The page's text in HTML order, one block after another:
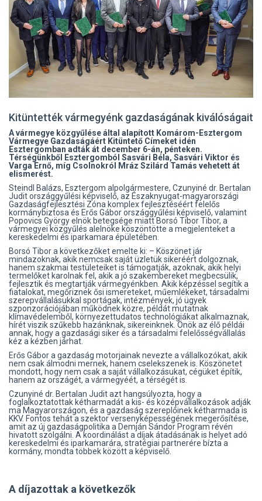
Kitüntették vármegyénk gazdaságának kiválóságait
A vármegye közgyűlése által alapított Komárom-Esztergom
Vármegye Gazdaságáért Kitüntető Címeket idén
Esztergomban adták át december 6-án, pénteken.
Térségünkből Esztergomból Sasvári Béla, Sasvári Viktor és
Varga Ernő, míg Csolnokról Mráz Szilárd Tamás vehetett át
elismerést.
Steindl Balázs, Esztergom alpolgármestere, Czunyiné dr. Bertalan
Judit országgyűlési képviselő, az Északnyugat-magyarországi
Gazdaságfejlesztési Zóna komplex fejlesztéséért felelős
kormánybiztosa és Erős Gábor országgyűlési képviselő, valamint
Popovics György elnök betegsége miatt Borsó Tibor Tibor, a
vármegyei közgyűlés alelnöke köszöntötte a megjelenteket a
kereskedelmi és iparkamara épületében.
Borsó Tibor a következőket emelte ki: – Köszönet jár
mindazoknak, akik nemcsak saját üzletük sikeréért dolgoznak,
hanem szakmai testületeiket is támogatják, azoknak, akik helyi
termelőket karolnak fel, akik a jó szakembereket megbecsülik,
fejlesztik és megtartják vármegyénkben. Akik képzéssel segítik a
fiatalokat, megőriznek ősi ismereteket, műemlékeket, társadalmi
szerepvállalásukkal sportágak, intézmények, jó ügyek
szponzorációjában működnek közre, példát mutatnak
klímavédelemből, környezettudatos technológiákat alkalmaznak,
hírét viszik szűkebb hazánknak, sikereinknek. Önök az élő példái
annak, hogy a gazdasági siker és a társadalmi felelősségvállalás
kéz a kézben járhat.
Erős Gábor a gazdaság motorjainak nevezte a vállalkozókat, akik
nem csak álmodni mernek, hanem cselekszenek is. Köszönetet
mondott, hogy nem csak a saját vállalkozásukat, cégüket építik,
hanem az országét, a vármegyéét, a térségét is.
Czunyiné dr. Bertalan Judit azt hangsúlyozta, hogy a
foglalkoztatottak kétharmadát a kis- és középvállalkozások adják
ma Magyarországon, és a gazdaság szereplőinek kétharmada is
KKV. Fontos tehát a szektor versenyképességének megerősítése,
amit az új gazdaságpolitika a Demján Sándor Program révén
hivatott szolgálni. A koordinálást a díjak átadásának is helyet adó
kereskedelmi és iparkamarára, stratégiai partnerére bízta a
kormány, mondta többek között a képviselő.
A díjazottak a következők